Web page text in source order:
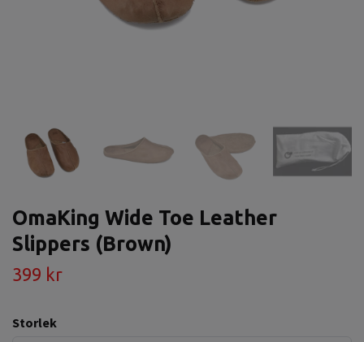
OmaKing Wide Toe Leather
Slippers (Brown)
399 kr
Storlek